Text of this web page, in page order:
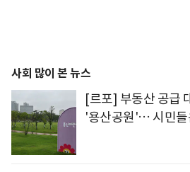
사회 많이 본 뉴스
[르포] 부동산 공급
'용산공원'… 시민